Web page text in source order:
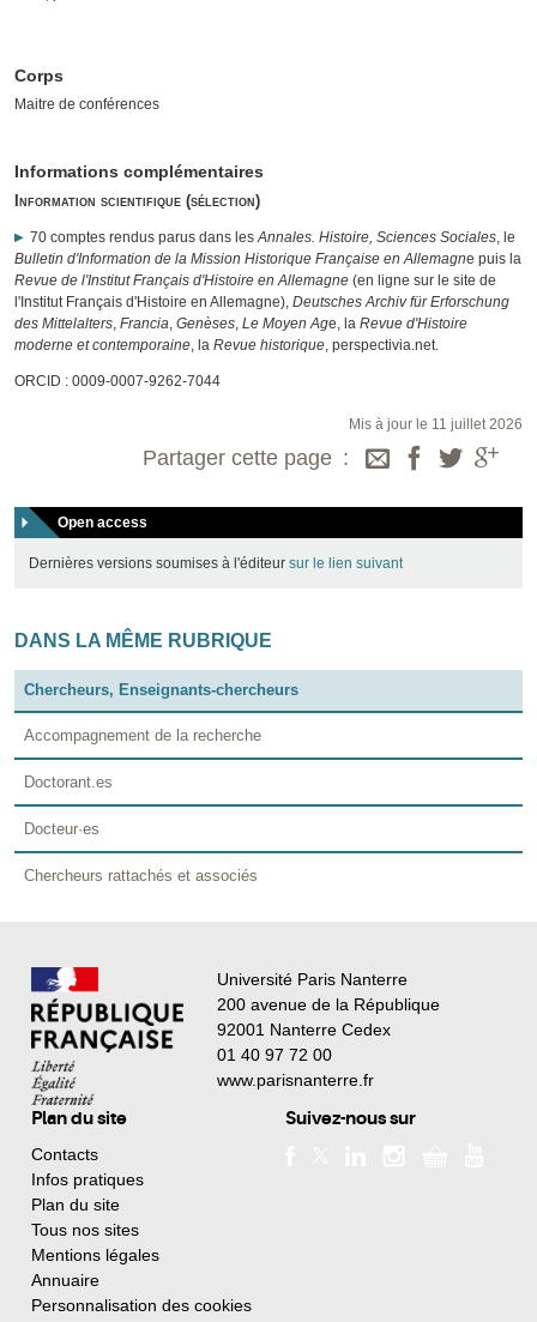
Corps
Maitre de conférences
Informations complémentaires
Information scientifique (sélection)
70 comptes rendus parus dans lesAnnales. Histoire, Sciences Sociales, le
Bulletin d'Information de la Mission Historique Française en Allemagne puis la
Revue de l'Institut Français d'Histoire en Allemagne (en ligne sur le site de
l'Institut Français d'Histoire en Allemagne), Deutsches Archiv für Erforschung
des Mittelalters, Francia, Genèses, Le Moyen Age, la Revue d'Histoire
moderne et contemporaine, la Revue historique, perspectivia.net.
ORCID : 0009-0007-9262-7044
Mis à jour le 11 juillet 2026
Partager cette page
Open access
Dernières versions soumises à l'éditeur sur le lien suivant
DANS LA MÊME RUBRIQUE
Chercheurs, Enseignants-chercheurs
Accompagnement de la recherche
Doctorant.es
Docteur·es
Chercheurs rattachés et associés
Université Paris Nanterre
200 avenue de la République
92001 Nanterre Cedex
01 40 97 72 00
www.parisnanterre.fr
Plan du site
Contacts
Infos pratiques
Plan du site
Tous nos sites
Mentions légales
Annuaire
Personnalisation des cookies
Suivez-nous sur